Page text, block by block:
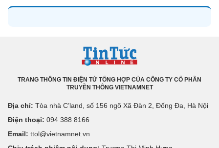
TRANG THÔNG TIN ĐIỆN TỬ TỔNG HỢP CỦA CÔNG TY CỔ PHẦN
TRUYỀN THÔNG VIETNAMNET
Địa chỉ: Tòa nhà C’land, số 156 ngõ Xã Đàn 2, Đống Đa, Hà Nội
Điện thoại: 094 388 8166
Email: ttol@vietnamnet.vn